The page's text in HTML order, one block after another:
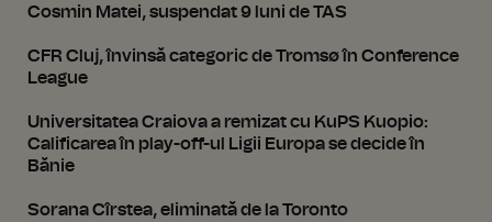
Cosmin Matei, suspendat 9 luni de TAS
CFR Cluj, învinsă categoric de Tromsø în Conference
League
Universitatea Craiova a remizat cu KuPS Kuopio:
Calificarea în play-off-ul Ligii Europa se decide în
Bănie
Sorana Cîrstea, eliminată de la Toronto